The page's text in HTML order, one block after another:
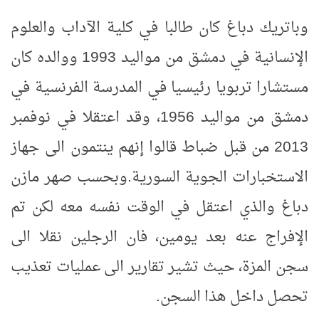
وباتريك دباغ كان طالبا في كلية الآداب والعلوم
الإنسانية في دمشق من مواليد 1993 ووالده كان
مستشارا تربويا رئيسيا في المدرسة الفرنسية في
دمشق من مواليد 1956، وقد اعتقلا في نوفمبر
2013 من قبل ضباط قالوا إنهم ينتمون الى جهاز
الاستخبارات الجوية السورية.وبحسب صهر مازن
دباغ والذي اعتقل في الوقت نفسه معه لكن تم
الإفراج عنه بعد يومين، فان الرجلين نقلا الى
سجن المزة، حيث تشير تقارير الى عمليات تعذيب
تحصل داخل هذا السجن.